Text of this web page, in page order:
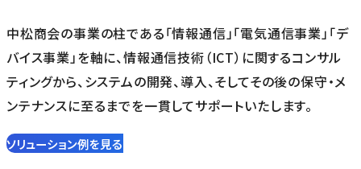
中松商会の事業の柱である「情報通信」「電気通信事業」「デ
バイス事業」を軸に、情報通信技術（ICT）に関するコンサル
ティングから、システムの開発、導入、そしてその後の保守・メ
ンテナンスに至るまでを一貫してサポートいたします。
ソリューション例を見る